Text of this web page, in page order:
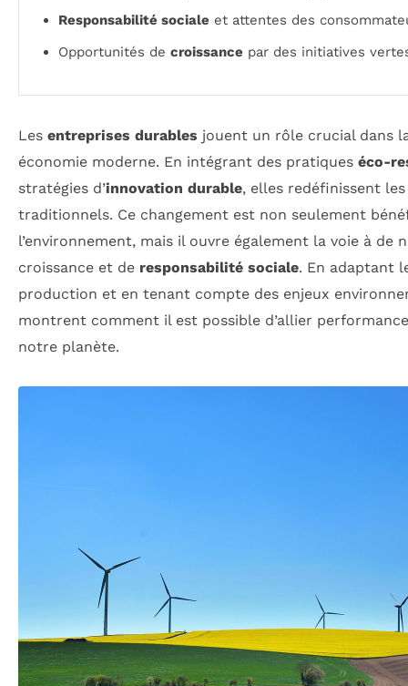
Responsabilité sociale et attentes des
Opportunités de croissance par des initiatives
Les entreprises durables jouent un rôle crucial dans
économie moderne. En intégrant des pratiques éco-
stratégies d’innovation durable, elles redéfinissent
traditionnels. Ce changement est non seulement
l’environnement, mais il ouvre également la voie à de
croissance et de responsabilité sociale. En adaptant
production et en tenant compte des enjeux
montrent comment il est possible d’allier
notre planète.